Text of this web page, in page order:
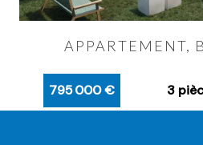
APPARTEMENT,
795 000 € 3